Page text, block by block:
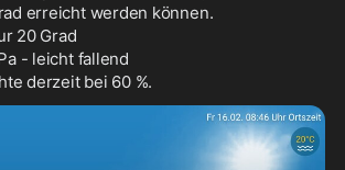
erreicht werden können.
20 Grad
- leicht fallend
derzeit bei 60 %.